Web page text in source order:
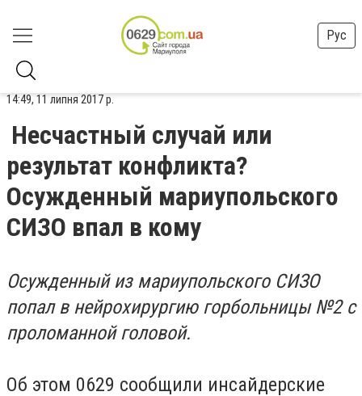
Рус
14:49, 11 липня 2017 р.
Несчастный случай или
результат конфликта?
Осужденный мариупольского
СИЗО впал в кому
Осужденный из мариупольского СИЗО
попал в нейрохирургию горбольницы №2 с
проломанной головой.
Об этом 0629 сообщили инсайдерские